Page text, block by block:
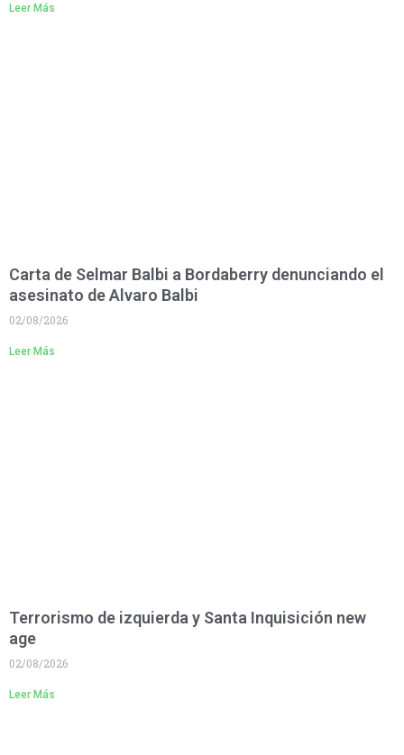
Leer Más
Carta de Selmar Balbi a Bordaberry denunciando el
asesinato de Alvaro Balbi
02/08/2026
Leer Más
Terrorismo de izquierda y Santa Inquisición new
age
02/08/2026
Leer Más